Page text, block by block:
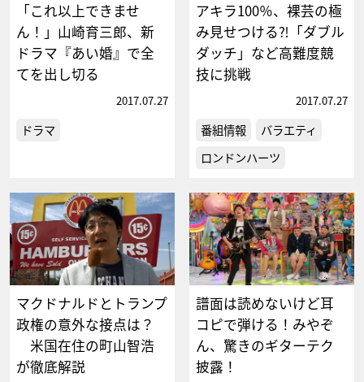
「これ以上できませ
ん！」山崎育三郎、新
ドラマ『あい婚』で全
てを出し切る
2017.07.27
ドラマ
アキラ100％、裸芸の極
み見せつける⁈「ダブル
ダッチ」など高難度競
技に挑戦
2017.07.27
番組情報
バラエティ
ロンドンハーツ
マクドナルドとトランプ
政権の意外な接点は？
米国在住の町山智浩
が徹底解説
譜面は読めないけど耳
コピで弾ける！みやぞ
ん、驚きのギターテク
披露！